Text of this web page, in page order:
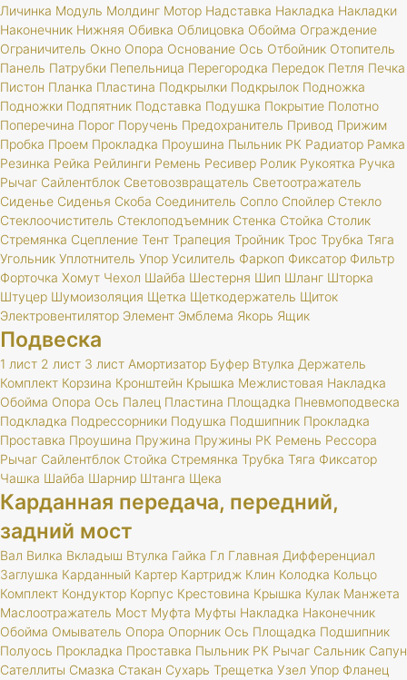
Личинка Модуль Молдинг Мотор Надставка Накладка Накладки
Наконечник Нижняя Обивка Облицовка Обойма Ограждение
Ограничитель Окно Опора Основание Ось Отбойник Отопитель
Панель Патрубки Пепельница Перегородка Передок Петля Печка
Пистон Планка Пластина Подкрылки Подкрылок Подножка
Подножки Подпятник Подставка Подушка Покрытие Полотно
Поперечина Порог Поручень Предохранитель Привод Прижим
Пробка Проем Прокладка Проушина Пыльник РК Радиатор Рамка
Резинка Рейка Рейлинги Ремень Ресивер Ролик Рукоятка Ручка
Рычаг Сайлентблок Световозвращатель Светоотражатель
Сиденье Сиденья Скоба Соединитель Сопло Спойлер Стекло
Стеклоочиститель Стеклоподъемник Стенка Стойка Столик
Стремянка Сцепление Тент Трапеция Тройник Трос Трубка Тяга
Угольник Уплотнитель Упор Усилитель Фаркоп Фиксатор Фильтр
Форточка Хомут Чехол Шайба Шестерня Шип Шланг Шторка
Штуцер Шумоизоляция Щетка Щеткодержатель Щиток
Электровентилятор Элемент Эмблема Якорь Ящик
Подвеска
1 лист 2 лист 3 лист Амортизатор Буфер Втулка Держатель
Комплект Корзина Кронштейн Крышка Межлистовая Накладка
Обойма Опора Ось Палец Пластина Площадка Пневмоподвеска
Подкладка Подрессорники Подушка Подшипник Прокладка
Проставка Проушина Пружина Пружины РК Ремень Рессора
Рычаг Сайлентблок Стойка Стремянка Трубка Тяга Фиксатор
Чашка Шайба Шарнир Штанга Щека
Карданная передача, передний,
задний мост
Вал Вилка Вкладыш Втулка Гайка Гл Главная Дифференциал
Заглушка Карданный Картер Картридж Клин Колодка Кольцо
Комплект Кондуктор Корпус Крестовина Крышка Кулак Манжета
Маслоотражатель Мост Муфта Муфты Накладка Наконечник
Обойма Омыватель Опора Опорник Ось Площадка Подшипник
Полуось Прокладка Проставка Пыльник РК Рычаг Сальник Сапун
Сателлиты Смазка Стакан Сухарь Трещетка Узел Упор Фланец